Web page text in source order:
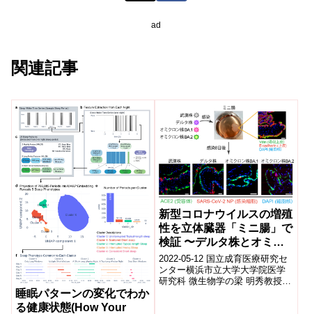
ad
関連記事
睡眠パターンの変化でわか
る健康状態(How Your
新型コロナウイルスの増殖
性を立体臓器「ミニ腸」で
検証 〜デルタ株とオミク
ロン株の全く異なる特性を
発見〜
2022-05-12 国立成育医療研究セ
ンター横浜市立大学大学院医学
研究科 微生物学の梁 明秀教授、